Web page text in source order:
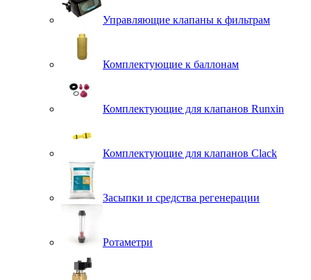
Управляющие клапаны к фильтрам
Комплектующие к баллонам
Комплектующие для клапанов Runxin
Комплектующие для клапанов Clack
Засыпки и средства регенерации
Ротаметри